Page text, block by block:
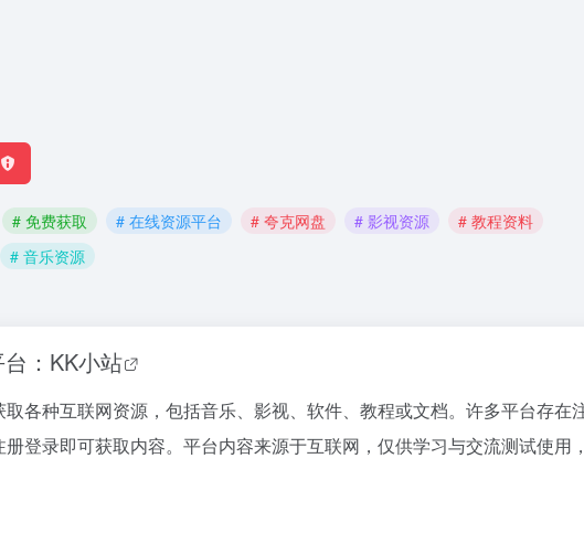
# 免费获取 # 在线资源平台 # 夸克网盘 # 影视资源
# 教程资料
# 音乐资源
： KK小站
各种互联网资源，包括音乐、影视、软件、教程或文档。许多平台存
登录即可获取内容。平台内容来源于互联网，仅供学习与交流测试使用